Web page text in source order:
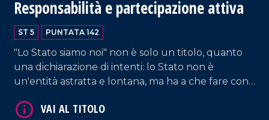
direttore del servizio di igiene e dell'Asp di
Cosenza. Approfondimento in esterna a cura di
Alessia Truzzolillo.
Responsabilità e partecipazione attiva
ST 5 PUNTATA 142
"Lo Stato siamo noi" non è solo un titolo, quanto
una dichiarazione di intenti: lo Stato non è
un'entità astratta e lontana, ma ha a che fare con
compongono. Al centro dello speciale condotto